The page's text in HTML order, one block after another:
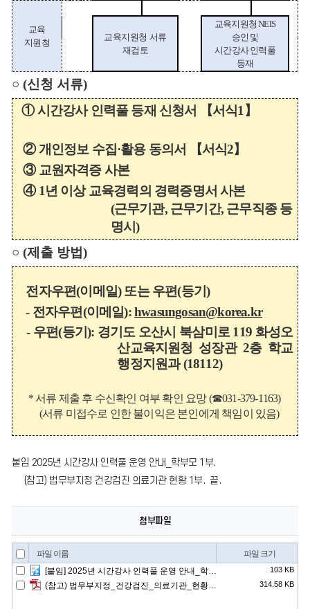
교육
지원청
교육지원청 서류
재검토
교육지원청NEIS
승인 및
시간강사 인력풀
등재
○ (신청 서류)
① 시간강사 인력풀 등재 신청서 【서식1 】
② 개인정보 수집·활용 동의서 【서식2】
③ 교원자격증 사본
④ 1년 이상 교육경력의 경력증명서 사본
(근무기관, 근무기간, 근무직종 등
명시 )
○ (제출 방법)
전자우편(이메일) 또는우편(등기)
- 전자우편(이메일):hwasungosan@korea.kr
- 우편(등기): 경기도 오산시 북삼미로 119 화성오
산교육지원청 성장관 2층 학교
행정지원과(18112)
*서류 제출 후 수신확인 여부 확인 요망(☎031-379-1163)
(서류 미접수로 인한 불이익은 본인에게 책임이 있음)
붙임 2025년 시간강사 인력풀 운영 안내_학부모 1부.
(참고) 법무부지정 건강검진 의료기관 현황 1부. 끝.
첨부파일